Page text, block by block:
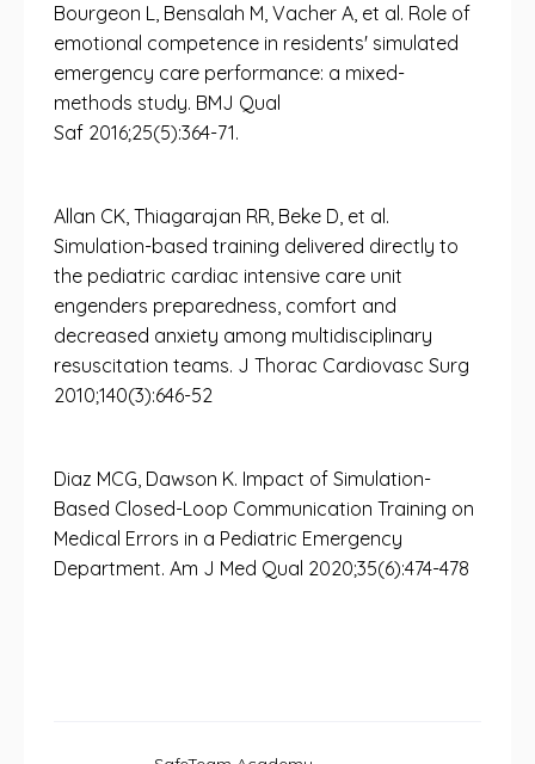
Bourgeon L, Bensalah M, Vacher A, et al. Role of
emotional competence in residents' simulated
emergency care performance: a mixed-
methods study. BMJ Qual
Saf 2016;25(5):364-71.
Allan CK, Thiagarajan RR, Beke D, et al.
Simulation-based training delivered directly to
the pediatric cardiac intensive care unit
engenders preparedness, comfort and
decreased anxiety among multidisciplinary
resuscitation teams. J Thorac Cardiovasc Surg
2010;140(3):646-52
Diaz MCG, Dawson K. Impact of Simulation-
Based Closed-Loop Communication Training on
Medical Errors in a Pediatric Emergency
Department. Am J Med Qual 2020;35(6):474-478